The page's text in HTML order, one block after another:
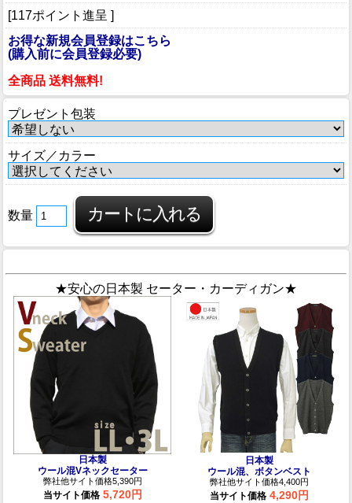
[117ポイント進呈 ]
お得な新規会員登録はこちら
(購入前に会員登録必要)
全商品 送料無料!
プレゼント包装
サイズ／カラー
数量
★安心の日本製 セーター・カーディガン★
日本製
ウール混Vネックセーター
弊社他サイト価格5,390円
当サイト価格 5,720円
日本製
ウール混、ボタンベスト
弊社他サイト価格4,400円
当サイト価格 4,290円